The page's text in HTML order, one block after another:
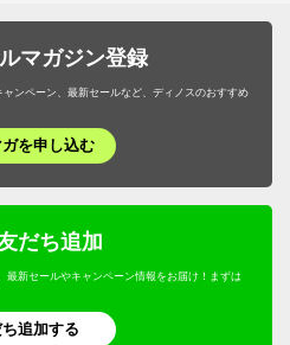
マガジン登録
ンペーン、最新セールなど、ディノスのおすすめ
を申し込む
だち追加
最新セールやキャンペーン情報をお届け！まずは
追加する